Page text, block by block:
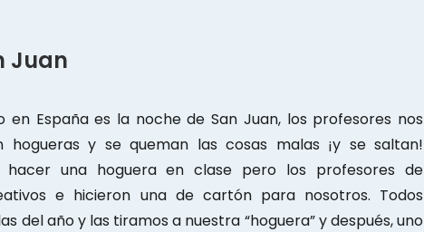
Juan
en España es la noche de San Juan, los profesores nos
hogueras y se queman las cosas malas ¡y se saltan!
hacer una hoguera en clase pero los profesores de
e hicieron una de cartón para nosotros. Todos
del año y las tiramos a nuestra “hoguera” y después, uno